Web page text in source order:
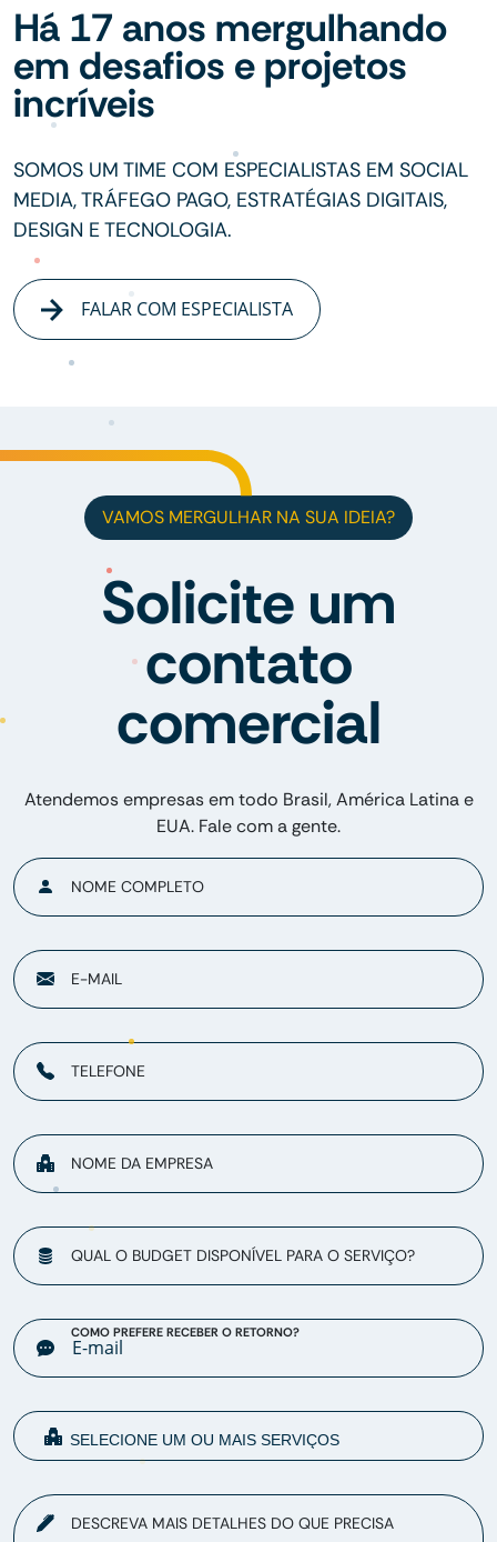
Há 17 anos mergulhando
em desafios e projetos
incríveis
SOMOS UM TIME COM ESPECIALISTAS EM SOCIAL
MEDIA, TRÁFEGO PAGO, ESTRATÉGIAS DIGITAIS,
DESIGN E TECNOLOGIA.
FALAR COM ESPECIALISTA
VAMOS MERGULHAR NA SUA IDEIA?
Solicite um
contato
comercial
Atendemos empresas em todo Brasil, América Latina e
EUA. Fale com a gente.
NOME COMPLETO
E-MAIL
TELEFONE
NOME DA EMPRESA
QUAL O BUDGET DISPONÍVEL PARA O SERVIÇO?
COMO PREFERE RECEBER O RETORNO?
DESCREVA MAIS DETALHES DO QUE PRECISA